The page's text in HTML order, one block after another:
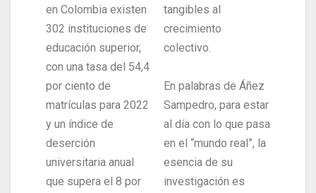
en Colombia existen
302 instituciones de
educación superior,
con una tasa del 54,4
por ciento de
matrículas para 2022
y un índice de
deserción
universitaria anual
que supera el 8 por
tangibles al
crecimiento
colectivo.
En palabras de Áñez
Sampedro, para estar
al día con lo que pasa
en el “mundo real”, la
esencia de su
investigación es